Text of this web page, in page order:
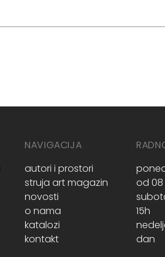
NAVIGACIJA
autori i prostori
struja art magazin
novosti
o nama
katalozi
kontakt
od 08
15h
dan